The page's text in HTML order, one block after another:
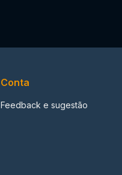
Conta
Feedback e sugestão